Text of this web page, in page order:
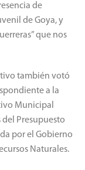
de
de Goya, y
que nos
también votó
a la
Municipal
del Presupuesto
por el Gobierno
Naturales.